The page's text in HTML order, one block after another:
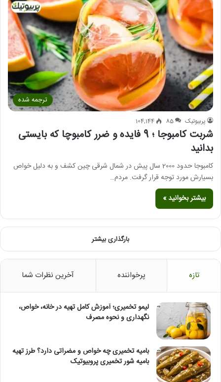
ترجمه شده
پربیوتیک 85
104,144
شربت کامبوجا ؛ 9 فایده و ضرر کامبوچا که بایستی
بدانید
کامبوجا حدود 2000 سال پیش در شمال شرقی چین کشف و به دلیل خواص
بسیارش مورد توجه قرار گرفت. مردم…
بیشتر بخوانید »
بارگذاری بیشتر
تازه پرخواننده آخرین نظرات شما
لیمو تخمیری؛ آموزش کامل تهیه در خانه، خواص،
نگهداری و نحوه مصرف
بامیه تخمیری چه خواص و مضراتی دارد؟ طرز تهیه
بامیه شور تخمیری پروبیوتیک